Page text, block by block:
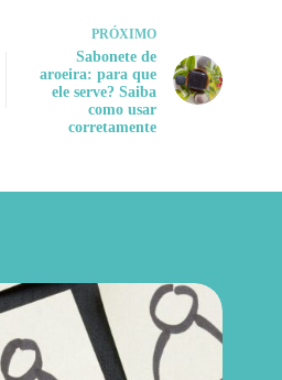
PRÓXIMO
Sabonete de
aroeira: para que
ele serve? Saiba
como usar
corretamente